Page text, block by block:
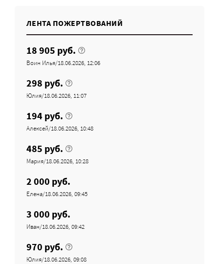
ЛЕНТА ПОЖЕРТВОВАНИЙ
18 905 руб.
Воин Илья/18.06.2026, 12:06
298 руб.
Юлия/18.06.2026, 11:07
194 руб.
Алексей/18.06.2026, 10:48
485 руб.
Мария/18.06.2026, 10:28
2 000 руб.
Елена/18.06.2026, 09:45
3 000 руб.
Иван/18.06.2026, 09:42
970 руб.
Юлия/18.06.2026, 09:08